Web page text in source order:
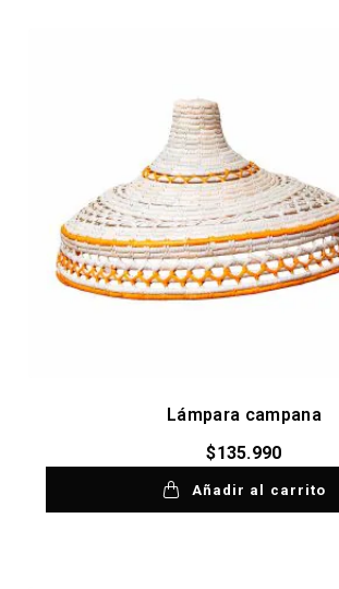
Lámpara campana
$135.990
Añadir al carrito